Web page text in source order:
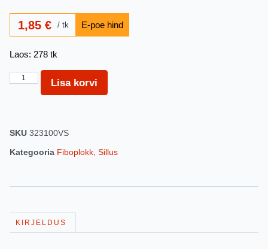
1,85€ tk
Laos: 278 tk
Lisa korvi
SKU 323100VS
Kategooria Fiboplokk, Sillus
KIRJELDUS